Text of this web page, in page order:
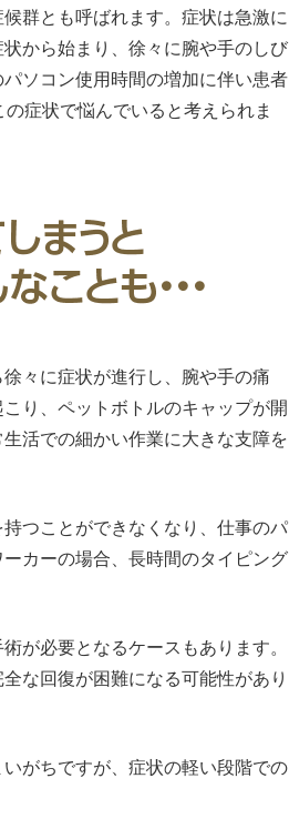
群とも呼ばれます。症状は急激に
から始まり、徐々に腕や手のしび
ソコン使用時間の増加に伴い患者
症状で悩んでいると考えられま
々に症状が進行し、腕や手の痛
り、ペットボトルのキャップが開
活での細かい作業に大きな支障を
つことができなくなり、仕事のパ
カーの場合、長時間のタイピング
が必要となるケースもあります。
な回復が困難になる可能性があり
がちですが、症状の軽い段階での